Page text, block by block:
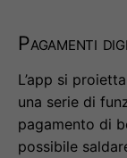
Pagamenti
L’app si
una serie di
pagamento di
possibile